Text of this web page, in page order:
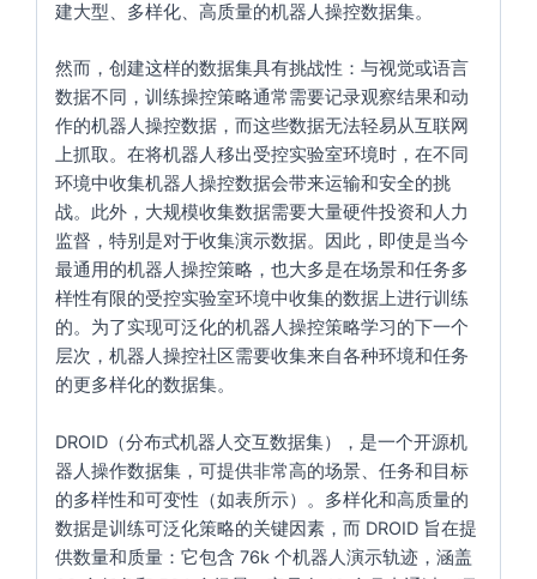
建大型、多样化、高质量的机器人操控数据集。
然而，创建这样的数据集具有挑战性：与视觉或语言
数据不同，训练操控策略通常需要记录观察结果和动
作的机器人操控数据，而这些数据无法轻易从互联网
上抓取。在将机器人移出受控实验室环境时，在不同
环境中收集机器人操控数据会带来运输和安全的挑
战。此外，大规模收集数据需要大量硬件投资和人力
监督，特别是对于收集演示数据。因此，即使是当今
最通用的机器人操控策略，也大多是在场景和任务多
样性有限的受控实验室环境中收集的数据上进行训练
的。为了实现可泛化的机器人操控策略学习的下一个
层次，机器人操控社区需要收集来自各种环境和任务
的更多样化的数据集。
DROID（分布式机器人交互数据集），是一个开源机
器人操作数据集，可提供非常高的场景、任务和目标
的多样性和可变性（如表所示）。多样化和高质量的
数据是训练可泛化策略的关键因素，而 DROID 旨在提
供数量和质量：它包含 76k 个机器人演示轨迹，涵盖